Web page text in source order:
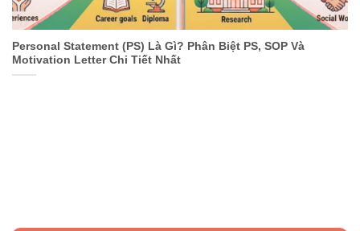
Personal Statement (PS) Là Gì? Phân Biệt PS, SOP Và
Motivation Letter Chi Tiết Nhất